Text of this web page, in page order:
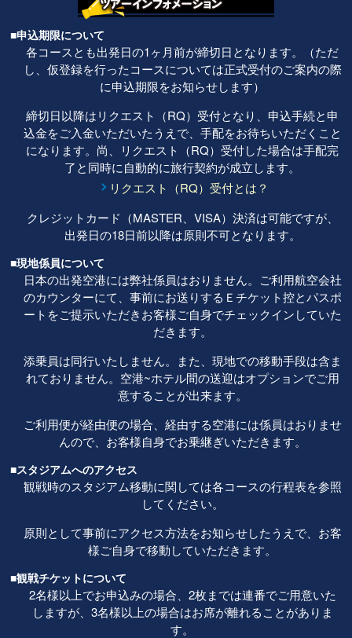
■申込期限について
各コースとも出発日の1ヶ月前が締切日となります。（ただ
し、仮登録を行ったコースについては正式受付のご案内の際
に申込期限をお知らせします）
締切日以降はリクエスト（RQ）受付となり、申込手続と申
込金をご入金いただいたうえで、手配をお待ちいただくこと
になります。尚、リクエスト（RQ）受付した場合は手配完
了と同時に自動的に旅行契約が成立します。
リクエスト（RQ）受付とは？
クレジットカード（MASTER、VISA）決済は可能ですが、
出発日の18日前以降は原則不可となります。
■現地係員について
日本の出発空港には弊社係員はおりません。ご利用航空会社
のカウンターにて、事前にお送りするＥチケット控とパスポ
ートをご提示いただきお客様ご自身でチェックインしていた
だきます。
添乗員は同行いたしません。また、現地での移動手段は含ま
れておりません。空港~ホテル間の送迎はオプションでご用
意することが出来ます。
ご利用便が経由便の場合、経由する空港には係員はおりませ
んので、お客様自身でお乗継ぎいただきます。
■スタジアムへのアクセス
観戦時のスタジアム移動に関しては各コースの行程表を参照
してください。
原則として事前にアクセス方法をお知らせしたうえで、お客
様ご自身で移動していただきます。
■観戦チケットについて
2名様以上でお申込みの場合、2枚までは連番でご用意いた
しますが、3名様以上の場合はお席が離れることがありま
す。